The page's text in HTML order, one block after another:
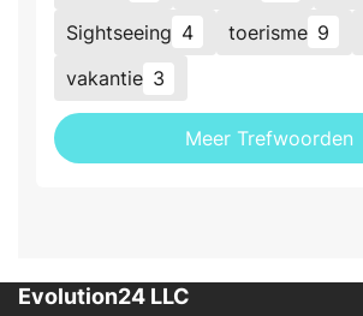
Sightseeing 4 toerisme 9
vakantie 3
Meer Trefwoorden
Evolution24 LLC